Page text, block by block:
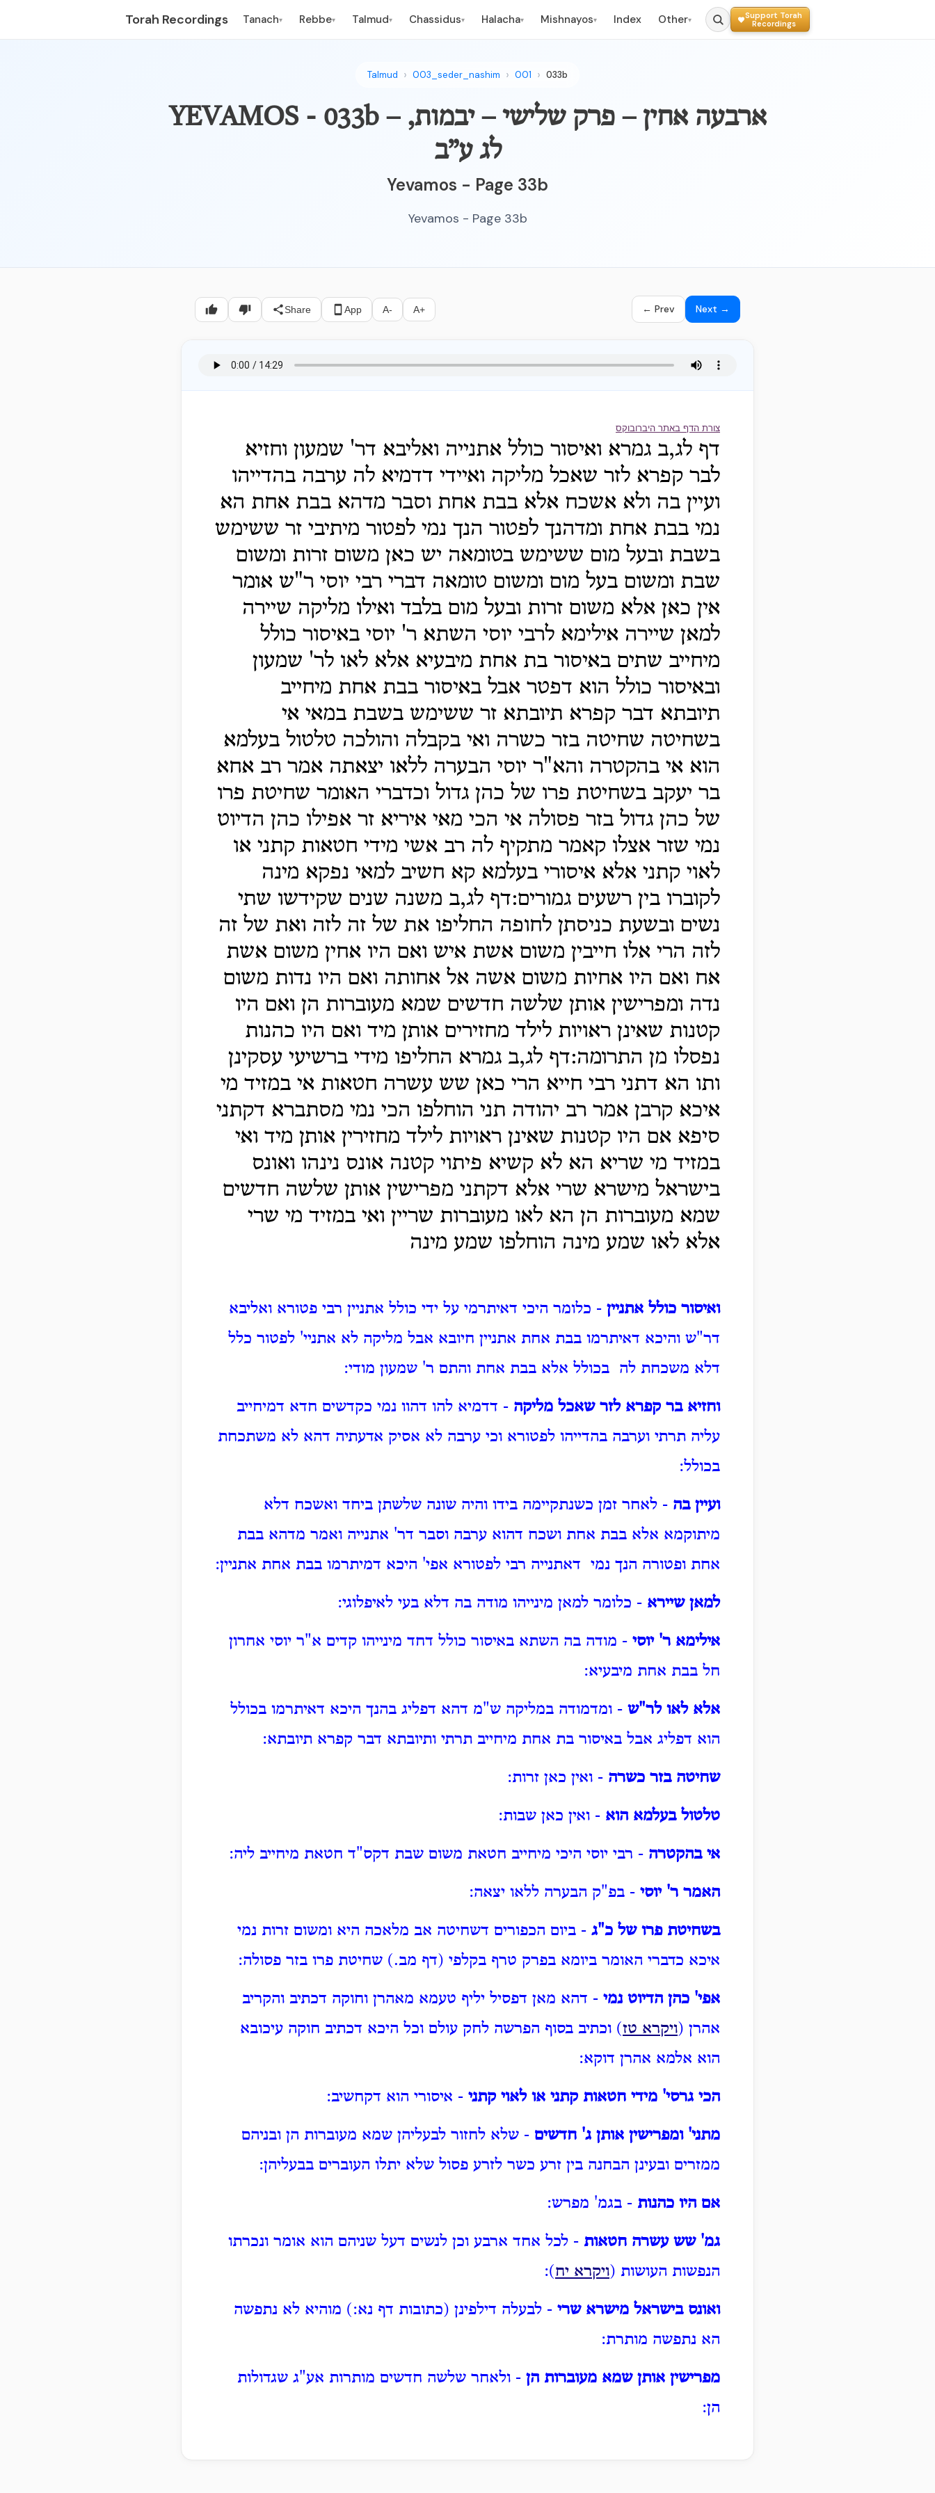
Torah Recordings Tanach▾ Rebbe▾ Talmud▾ Chassidus▾ Halacha▾ Mishnayos▾ Index Other▾
Support Torah
Recordings
Talmud 003_seder_nashim 001 033b
YEVAMOS - 033b – ארבעה אחין – פרק שלישי – יבמות,
לג ע”ב
Yevamos - Page 33b
Yevamos - Page 33b
Share App A- A+ ← Prev Next →
צורת הדף באתר היברובוקס
דף לג,ב גמרא ואיסור כולל אתנייה ואליבא דר' שמעון וחזיא
לבר קפרא לזר שאכל מליקה ואיידי דדמיא לה ערבה בהדייהו
ועיין בה ולא אשכח אלא בבת אחת וסבר מדהא בבת אחת הא
נמי בבת אחת ומדהנך לפטור הנך נמי לפטור מיתיבי זר ששימש
בשבת ובעל מום ששימש בטומאה יש כאן משום זרות ומשום
שבת ומשום בעל מום ומשום טומאה דברי רבי יוסי ר"ש אומר
אין כאן אלא משום זרות ובעל מום בלבד ואילו מליקה שיירה
למאן שיירה אילימא לרבי יוסי השתא ר' יוסי באיסור כולל
מיחייב שתים באיסור בת אחת מיבעיא אלא לאו לר' שמעון
ובאיסור כולל הוא דפטר אבל באיסור בבת אחת מיחייב
תיובתא דבר קפרא תיובתא זר ששימש בשבת במאי אי
בשחיטה שחיטה בזר כשרה ואי בקבלה והולכה טלטול בעלמא
הוא אי בהקטרה והא"ר יוסי הבערה ללאו יצאתה אמר רב אחא
בר יעקב בשחיטת פרו של כהן גדול וכדברי האומר שחיטת פרו
של כהן גדול בזר פסולה אי הכי מאי איריא זר אפילו כהן הדיוט
נמי שזר אצלו קאמר מתקיף לה רב אשי מידי חטאות קתני או
לאוי קתני אלא איסורי בעלמא קא חשיב למאי נפקא מינה
לקוברו בין רשעים גמורים:דף לג,ב משנה שנים שקידשו שתי
נשים ובשעת כניסתן לחופה החליפו את של זה לזה ואת של זה
לזה הרי אלו חייבין משום אשת איש ואם היו אחין משום אשת
אח ואם היו אחיות משום אשה אל אחותה ואם היו נדות משום
נדה ומפרישין אותן שלשה חדשים שמא מעוברות הן ואם היו
קטנות שאינן ראויות לילד מחזירים אותן מיד ואם היו כהנות
נפסלו מן התרומה:דף לג,ב גמרא החליפו מידי ברשיעי עסקינן
ותו הא דתני רבי חייא הרי כאן שש עשרה חטאות אי במזיד מי
איכא קרבן אמר רב יהודה תני הוחלפו הכי נמי מסתברא דקתני
סיפא אם היו קטנות שאינן ראויות לילד מחזירין אותן מיד ואי
במזיד מי שריא הא לא קשיא פיתוי קטנה אונס נינהו ואונס
בישראל מישרא שרי אלא דקתני מפרישין אותן שלשה חדשים
שמא מעוברות הן הא לאו מעוברות שריין ואי במזיד מי שרי
אלא לאו שמע מינה הוחלפו שמע מינה
ואיסור כולל אתניין - כלומר היכי דאיתרמי על ידי כולל אתניין רבי פטורא ואליבא
דר"ש והיכא דאיתרמו בבת אחת אתניין חיובא אבל מליקה לא אתניי' לפטור כלל
דלא משכחת לה בכולל אלא בבת אחת והתם ר' שמעון מודי:
וחזיא בר קפרא לזר שאכל מליקה - דדמיא להו דהוו נמי כקדשים חדא דמיחייב
עליה תרתי וערבה בהדייהו לפטורא וכי ערבה לא אסיק אדעתיה דהא לא משתכחת
בכולל:
ועיין בה - לאחר זמן כשנתקיימה בידו והיה שונה שלשתן ביחד ואשכח דלא
מיתוקמא אלא בבת אחת ושכח דהוא ערבה וסבר דר' אתנייה ואמר מדהא בבת
אחת ופטורה הנך נמי דאתנייה רבי לפטורא אפי' היכא דמיתרמו בבת אחת אתניין:
למאן שיירא - כלומר למאן מינייהו מודה בה דלא בעי לאיפלוגי:
אילימא ר' יוסי - מודה בה השתא באיסור כולל דחד מינייהו קדים א"ר יוסי אחרון
חל בבת אחת מיבעיא:
אלא לאו לר"ש - ומדמודה במליקה ש"מ דהא דפליג בהנך היכא דאיתרמו בכולל
הוא דפליג אבל באיסור בת אחת מיחייב תרתי ותיובתא דבר קפרא תיובתא:
שחיטה בזר כשרה - ואין כאן זרות:
טלטול בעלמא הוא - ואין כאן שבות:
אי בהקטרה - רבי יוסי היכי מיחייב חטאת משום שבת דקס"ד חטאת מיחייב ליה:
האמר ר' יוסי - בפ"ק הבערה ללאו יצאה:
בשחיטת פרו של כ"ג - ביום הכפורים דשחיטה אב מלאכה היא ומשום זרות נמי
איכא כדברי האומר ביומא בפרק טרף בקלפי (דף מב.) שחיטת פרו בזר פסולה:
אפי' כהן הדיוט נמי - דהא מאן דפסיל יליף טעמא מאהרן וחוקה דכתיב והקריב
אהרן (ויקרא טז) וכתיב בסוף הפרשה לחק עולם וכל היכא דכתיב חוקה עיכובא
הוא אלמא אהרן דוקא:
הכי גרסי' מידי חטאות קתני או לאוי קתני - איסורי הוא דקחשיב:
מתני' ומפרישין אותן ג' חדשים - שלא לחזור לבעליהן שמא מעוברות הן ובניהם
ממזרים ובעינן הבחנה בין זרע כשר לזרע פסול שלא יתלו העוברים בבעליהן:
אם היו כהנות - בגמ' מפרש:
גמ' שש עשרה חטאות - לכל אחד ארבע וכן לנשים דעל שניהם הוא אומר ונכרתו
הנפשות העושות (ויקרא יח):
ואונס בישראל מישרא שרי - לבעלה דילפינן (כתובות דף נא:) מוהיא לא נתפשה
הא נתפשה מותרת:
מפרישין אותן שמא מעוברות הן - ולאחר שלשה חדשים מותרות אע"ג שגדולות
הן: